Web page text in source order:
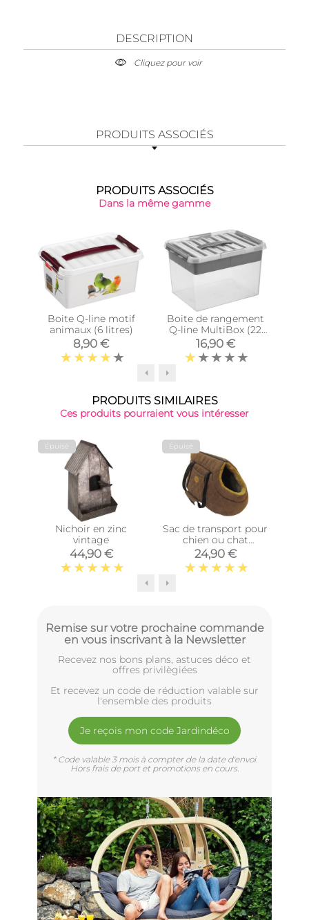
DESCRIPTION
Cliquez pour voir
PRODUITS ASSOCIÉS
PRODUITS ASSOCIÉS
Dans la même gamme
Boite Q-line motif
animaux (6 litres)
8,90 €
Boite de rangement
Q-line MultiBox (22
litres)
16,90 €
PRODUITS SIMILAIRES
Ces produits pourraient vous intéresser
Épuisé
Nichoir en zinc
vintage
44,90 €
Épuisé
Sac de transport pour
chien ou chat
Gomette
24,90 €
Remise sur votre prochaine commande
en vous inscrivant à la Newsletter
Recevez nos bons plans, astuces déco et
offres privilègiées
Et recevez un code de réduction valable sur
l'ensemble des produits
Je reçois mon code Jardindéco
* Code valable 3 mois à compter de la date d'envoi.
Hors frais de port et promotions en cours.